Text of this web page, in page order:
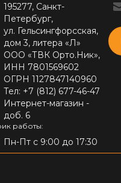
195277, Санкт-
Петербург,
ул. Гельсингфорсская,
дом 3, литера «Л»
ООО «ТВК Орто.Ник»,
ИНН 7801569602
ОГРН 1127847140960
Тел: +7 (812) 677-46-47
Интернет-магазин -
доб. 6
работы:
Пн-Пт с 9:00 до 17:30